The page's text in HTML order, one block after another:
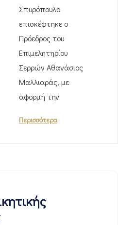
Σπυρόπουλο
επισκέφτηκε ο
Πρόεδρος του
Επιμελητηρίου
Σερρών Αθανάσιος
Μαλλιαράς, με
αφορμή την
Περισσότερα